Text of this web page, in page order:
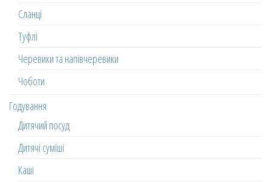
Сланці
Туфлі
Черевики та напівчеревики
Чоботи
Годування
Дитячий посуд
Дитячі суміші
Каші